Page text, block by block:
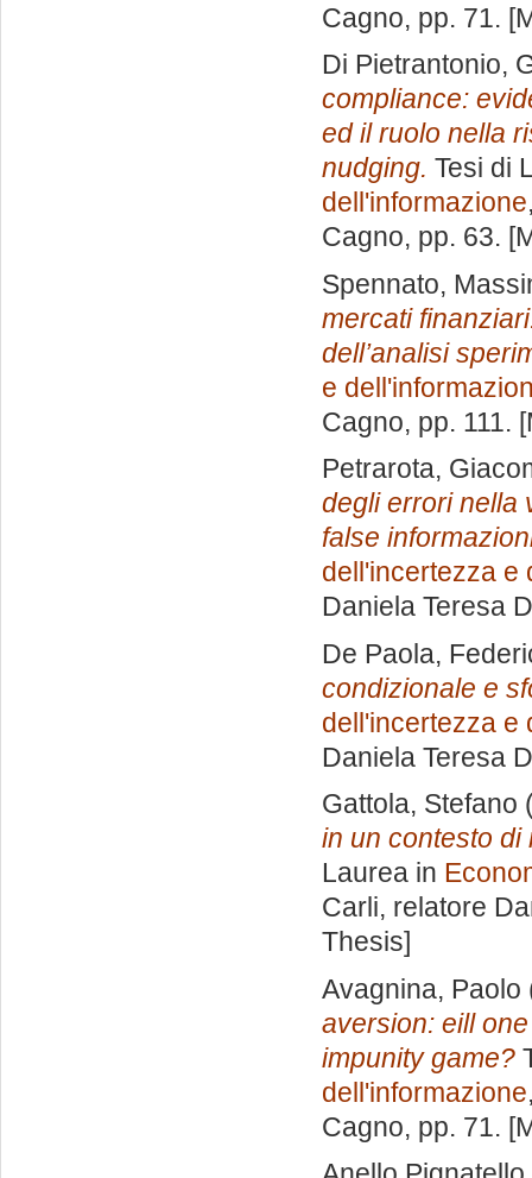
Cagno, pp. 71.
Di Pietrantonio,
compliance:
ed il ruolo nella
nudging. Tesi di
dell'informazione
Cagno, pp. 63.
Spennato,
mercati
dell’analisi
e
Cagno, pp. 111.
Petrarota,
degli errori nella
false
dell'incertezza e
Daniela Teresa
De Paola,
condizionale e
dell'incertezza e
Daniela Teresa
Gattola, Stefano
in un contesto di
Laurea in
Carli, relatore
Thesis]
Avagnina, Paolo
aversion: eill
impunity game?
dell'informazione
Cagno, pp. 71.